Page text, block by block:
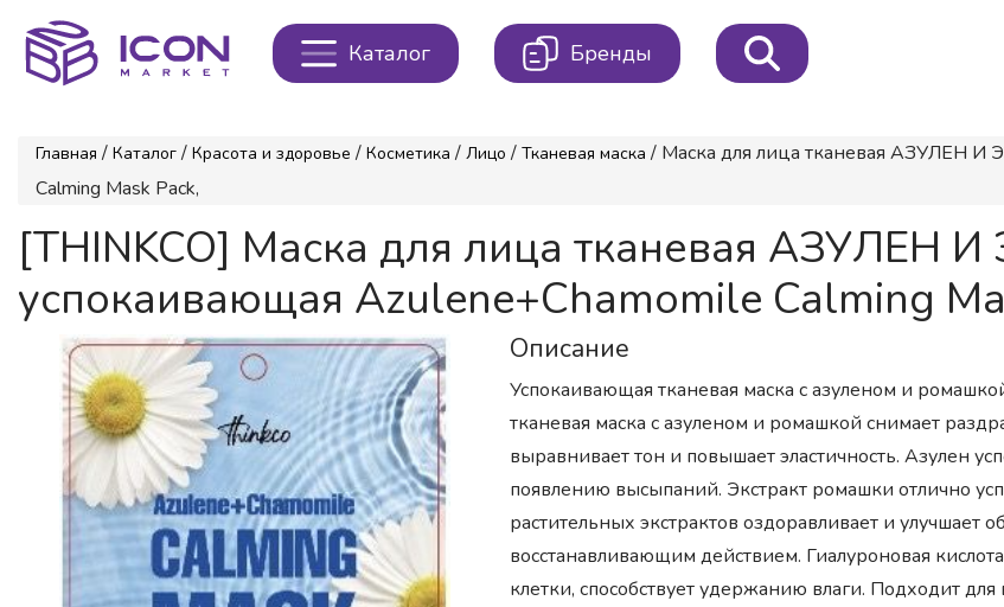
Каталог Бренды
Главная / Каталог / Красота и здоровье / Косметика / Лицо / Тканевая маска / Маска для лица тканевая АЗУЛЕН
Calming Mask Pack,
[THINKCO] Маска для лица тканевая
успокаивающая Azulene+Chamomile Calming
Описание
Успокаивающая тканевая маска с азуленом и
тканевая маска с азуленом и ромашкой снимает
выравнивает тон и повышает эластичность. Азулен
появлению высыпаний. Экстракт ромашки отлично
растительных экстрактов оздоравливает и
восстанавливающим действием. Гиалуроновая
клетки, способствует удержанию влаги. Подходит